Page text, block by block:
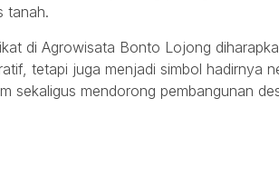
tanah.
di Agrowisata Bonto Lojong
tetapi juga menjadi simbol hadirnya
sekaligus mendorong pembangunan